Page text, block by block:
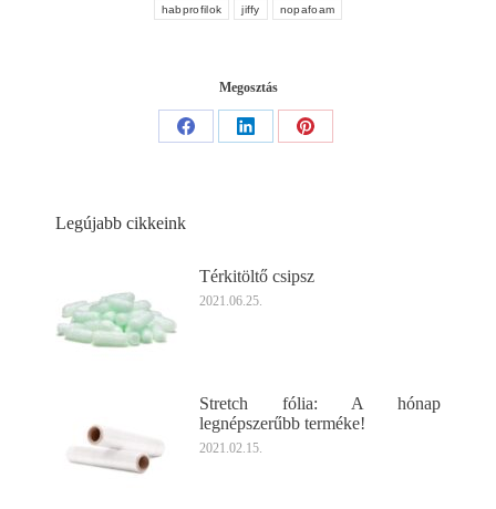
habprofilok jiffy nopafoam
Megosztás
Share
Share
Share
Legújabb cikkeink
Térkitöltő csipsz
2021.06.25.
Stretch fólia: A hónap
legnépszerűbb terméke!
2021.02.15.